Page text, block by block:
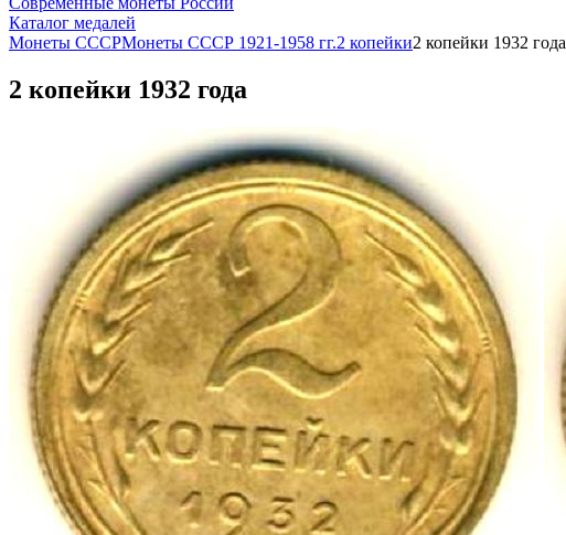
Каталог медалей
Монеты СССРМонеты СССР 1921-1958 гг.2 копейки2 копейки 1932 года
2 копейки 1932 года